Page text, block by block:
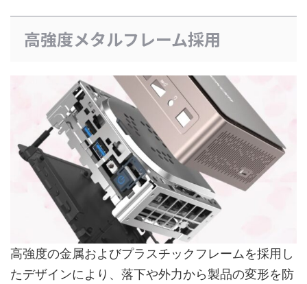
高強度メタルフレーム採用
高強度の金属およびプラスチックフレームを採用し
たデザインにより、落下や外力から製品の変形を防